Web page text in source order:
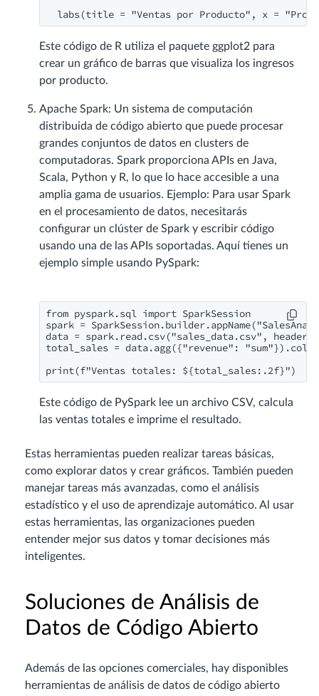
labs(title = "Ventas por Producto", x =
Este código de R utiliza el paquete ggplot2 para
crear un gráfico de barras que visualiza los ingresos
por producto.
Apache Spark: Un sistema de computación
distribuida de código abierto que puede procesar
grandes conjuntos de datos en clusters de
computadoras. Spark proporciona APIs en Java,
Scala, Python y R, lo que lo hace accesible a una
amplia gama de usuarios. Ejemplo: Para usar Spark
en el procesamiento de datos, necesitarás
configurar un clúster de Spark y escribir código
usando una de las APIs soportadas. Aquí tienes un
ejemplo simple usando PySpark:
from pyspark.sql import SparkSession
spark =
data = spark.read.csv("sales_data.csv",
total_sales = data.agg({"revenue":
print(f"Ventas totales: ${total_sales:.2f}")
Este código de PySpark lee un archivo CSV, calcula
las ventas totales e imprime el resultado.
Estas herramientas pueden realizar tareas básicas,
como explorar datos y crear gráficos. También pueden
manejar tareas más avanzadas, como el análisis
estadístico y el uso de aprendizaje automático. Al usar
estas herramientas, las organizaciones pueden
entender mejor sus datos y tomar decisiones más
inteligentes.
Soluciones de Análisis de
Datos de Código Abierto
Además de las opciones comerciales, hay disponibles
herramientas de análisis de datos de código abierto